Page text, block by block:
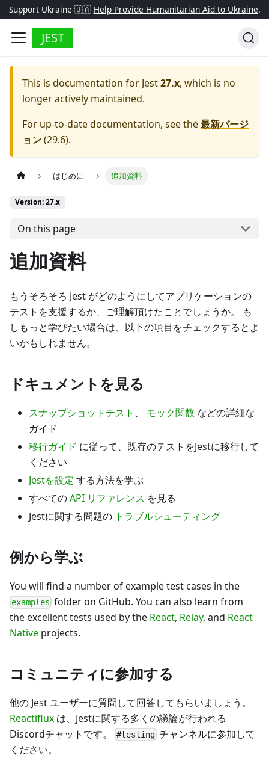
Support Ukraine 🇺🇦 Help Provide Humanitarian Aid to Ukraine.
JEST
This is documentation for Jest27.x, which is no
longer actively maintained.
For up-to-date documentation, see the最新バージ
ョン(29.6).
はじめに 追加資料
Version: 27.x
On this page
追加資料
もうそろそろ Jest がどのようにしてアプリケーションの
テストを支援するか、ご理解頂けたことでしょうか。 も
しもっと学びたい場合は、以下の項目をチェックするとよ
いかもしれません。
ドキュメントを見る
スナップショットテスト 、 モック関数 などの詳細な
ガイド
移行ガイド に従って、既存のテストをJestに移行して
ください
Jestを設定 する方法を学ぶ
すべてのAPI リファレンス を見る
Jestに関する問題の トラブルシューティング
例から学ぶ
You will find a number of example test cases in the
examples folder on GitHub. You can also learn from
the excellent tests used by the React, Relay, and React
Native projects.
コミュニティに参加する
他の Jest ユーザーに質問して回答してもらいましょう。
Reactiflux は、Jestに関する多くの議論が行われる
Discordチャットです。
#testing チャンネルに参加して
ください。